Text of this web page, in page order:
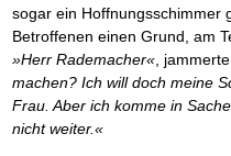
sogar ein Hoffnungsschimmer
Betroffenen einen Grund, am
»Herr Rademacher«,
machen? Ich will doch meine
Frau. Aber ich komme in
nicht weiter.«